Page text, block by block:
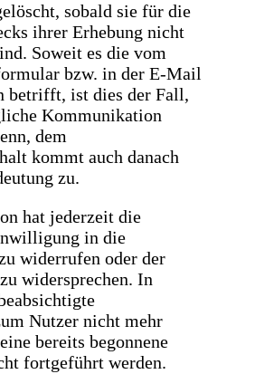
sobald sie für die
ihrer Erhebung nicht
Soweit es die vom
bzw. in der E-Mail
betrifft, ist dies der Fall,
Kommunikation
dem
kommt auch danach
zu.
hat jederzeit die
in die
widerrufen oder der
widersprechen. In
Nutzer nicht mehr
bereits begonnene
fortgeführt werden.